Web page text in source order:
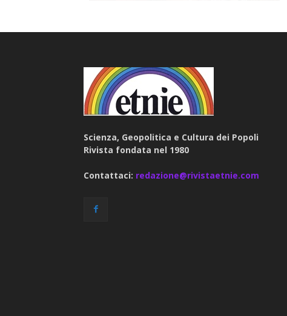
Scienza, Geopolitica e Cultura dei Popoli
Rivista fondata nel 1980
Contattaci: redazione@rivistaetnie.com